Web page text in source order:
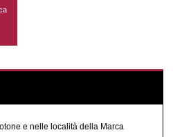
e nelle località della Marca